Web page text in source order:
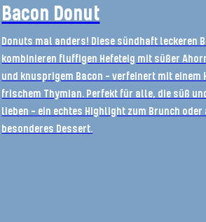
Bacon Donut
Donuts mal anders! Diese sündhaft leckeren
kombinieren fluffigen Hefeteig mit süßer
und knusprigem Bacon – verfeinert mit einem
frischem Thymian. Perfekt für alle, die süß
lieben – ein echtes Highlight zum Brunch oder
besonderes Dessert.